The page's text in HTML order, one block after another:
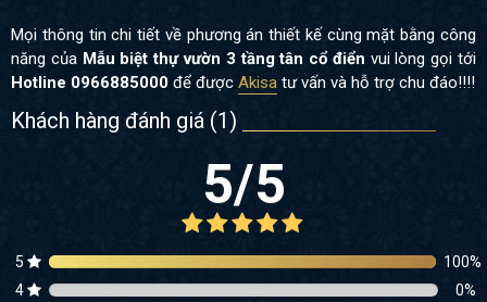
Mọi thông tin chi tiết về phương án thiết kế cùng mặt bằng công
năng của Mẫu biệt thự vườn 3 tầng tân cổ điển vui lòng gọi tới
Hotline 0966885000 để được Akisa tư vấn và hỗ trợ chu đáo!!!!
Khách hàng đánh giá (1)
5/5
5 100%
4
0%